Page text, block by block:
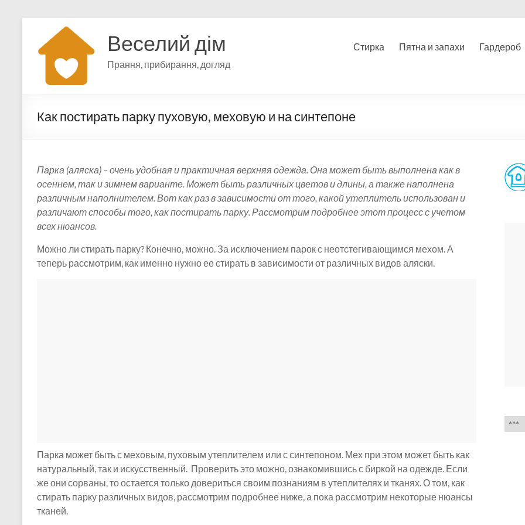
содержимому
Веселий дім
Прання, прибирання, догляд
Стирка Пятна и запахи Гардероб
Как постирать парку пуховую, меховую и на синтепоне
Парка (аляска) – очень удобная и практичная верхняя одежда. Она может быть выполнена как в
осеннем, так и зимнем варианте. Может быть различных цветов и длины, а также наполнена
различным наполнителем. Вот как раз в зависимости от того, какой утеплитель использован и
различают способы того, как постирать парку. Рассмотрим подробнее этот процесс с учетом
всех нюансов.
Можно ли стирать парку? Конечно, можно. За исключением парок с неотстегивающимся мехом. А
теперь рассмотрим, как именно нужно ее стирать в зависимости от различных видов аляски.
Парка может быть с меховым, пуховым утеплителем или с синтепоном. Мех при этом может быть как
натуральный, так и искусственный. Проверить это можно, ознакомившись с биркой на одежде. Если
же они сорваны, то остается только довериться своим познаниям в утеплителях и тканях. О том, как
стирать парку различных видов, рассмотрим подробнее ниже, а пока рассмотрим некоторые нюансы
тканей.
язык